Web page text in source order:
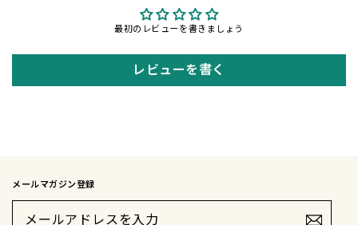
最初のレビューを書きましょう
レビューを書く
メールマガジン登録